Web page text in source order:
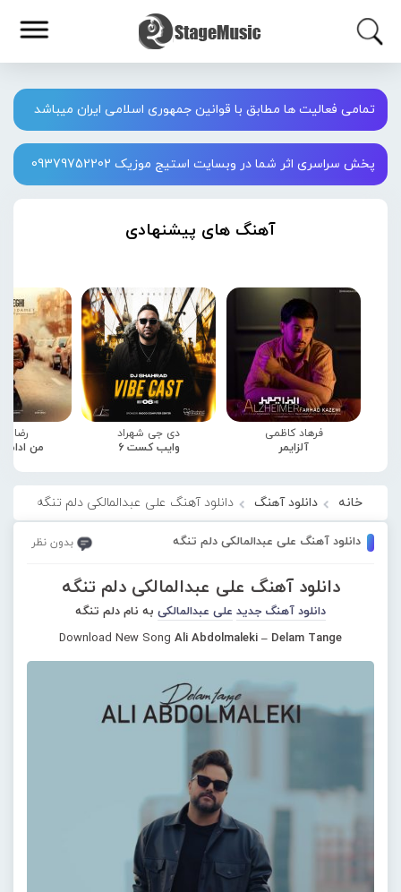
تمامی فعالیت ها مطابق با قوانین جمهوری اسلامی ایران میباشد
پخش سراسری اثر شما در وبسایت استیج موزیک 09379752202
آهنگ های پیشنهادی
فرهاد کاظمی
آلزایمر
دی جی شهراد
وایب کست 6
رضا
من
خانه دانلود آهنگ دانلود آهنگ علی عبدالمالکی دلم تنگه
دانلود آهنگ علی عبدالمالکی دلم تنگه بدون نظر
دانلود آهنگ علی عبدالمالکی دلم تنگه
دانلود آهنگ جدید علی عبدالمالکی به نام دلم تنگه
Download New Song Ali Abdolmaleki – Delam Tange